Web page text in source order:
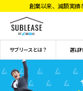
創業以来、減額実績
サブリースとは？ 選ば